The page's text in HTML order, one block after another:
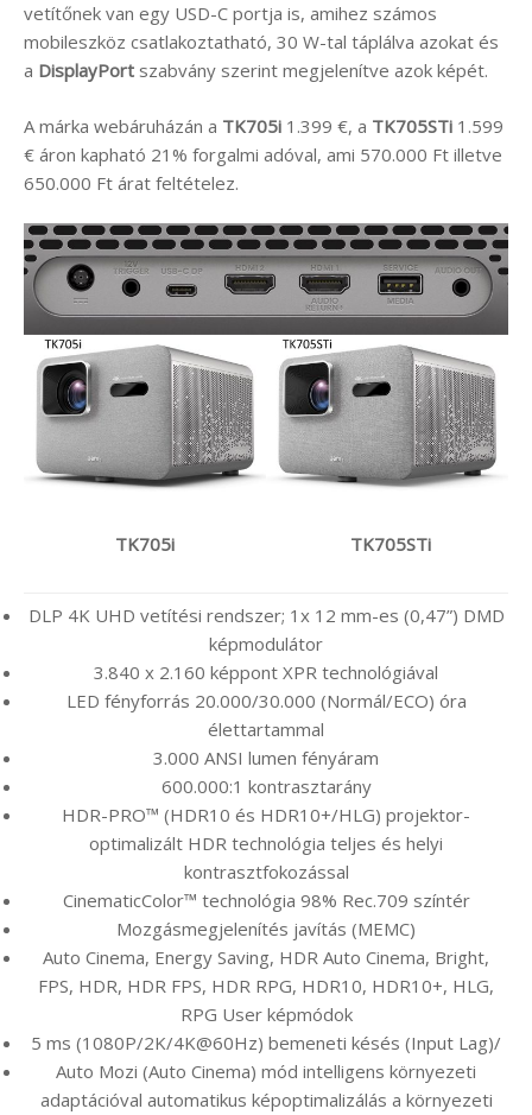
vetítőnek van egy USD-C portja is, amihez számos
mobileszköz csatlakoztatható, 30 W-tal táplálva azokat és
a DisplayPort szabvány szerint megjelenítve azok képét.
A márka webáruházán a TK705i 1.399 €, a TK705STi 1.599
€ áron kapható 21% forgalmi adóval, ami 570.000 Ft illetve
650.000 Ft árat feltételez.
TK705i TK705STi
DLP 4K UHD vetítési rendszer; 1x 12 mm-es (0,47”) DMD
képmodulátor
3.840 x 2.160 képpont XPR technológiával
LED fényforrás 20.000/30.000 (Normál/ECO) óra
élettartammal
3.000 ANSI lumen fényáram
600.000:1 kontrasztarány
HDR-PRO™ (HDR10 és HDR10+/HLG) projektor-
optimalizált HDR technológia teljes és helyi
kontrasztfokozással
CinematicColor™ technológia 98% Rec.709 színtér
Mozgásmegjelenítés javítás (MEMC)
Auto Cinema, Energy Saving, HDR Auto Cinema, Bright,
FPS, HDR, HDR FPS, HDR RPG, HDR10, HDR10+, HLG,
RPG User képmódok
5 ms (1080P/2K/4K@60Hz) bemeneti késés (Input Lag)/
Auto Mozi (Auto Cinema) mód intelligens környezeti
adaptációval automatikus képoptimalizálás a környezeti